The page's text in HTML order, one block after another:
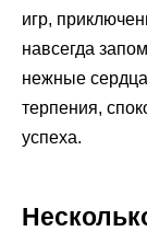
игр,
навсегда
нежные
терпения,
успеха.